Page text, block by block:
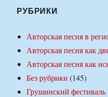
РУБРИКИ
Авторская песня в
Авторская песня как
Авторская песня как
Без рубрики (145)
Грушинский фестиваль